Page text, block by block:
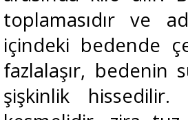
toplamasıdır ve
içindeki bedende
fazlalaşır, bedenin
şişkinlik